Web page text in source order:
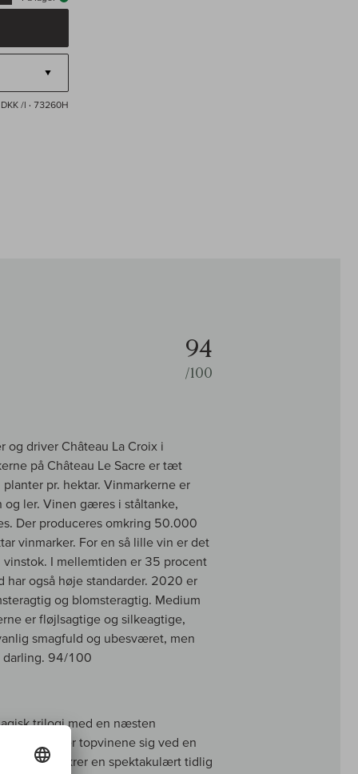
/l · 73260H
94
/100
og driver Château La Croix i
på Château Le Sacre er tæt
pr. hektar. Vinmarkerne er
ler. Vinen gæres i ståltanke,
Der produceres omkring 50.000
vinmarker. For en så lille vin er det
I mellemtiden er 35 procent
også høje standarder. 2020 er
og blomsteragtig. Medium
er fløjlsagtige og silkeagtige,
smagfuld og ubesværet, men
darling. 94/100
trilogi med en næsten
udmærker topvinene sig ved en
også sikrer en spektakulært tidlig